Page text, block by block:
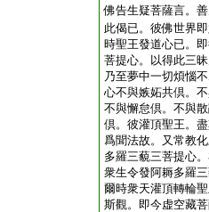
佛告生疑菩薩言。
此偈已。彼佛世界
時聖王發道心已。
菩提心。以得此三
乃至夢中一切煩惱
心不與嫉妬共倶。
不與懈怠倶。不與
倶。彼灌頂聖王。
爲聞法故。又常教
多羅三藐三菩提心
衆生令發阿耨多羅
爾時衆天灌頂轉輪
斯觀。即今虚空藏